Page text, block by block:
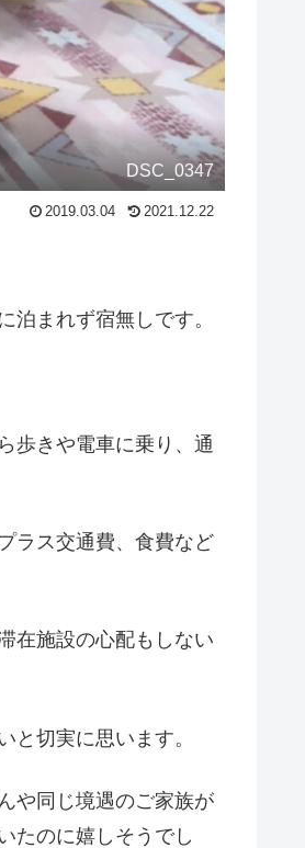
DSC_0347
2019.03.04 2021.12.22
まれず宿無しです。
歩きや電車に乗り、通
ラス交通費、食費など
在施設の心配もしない
切実に思います。
や同じ境遇のご家族が
たのに嬉しそうでし